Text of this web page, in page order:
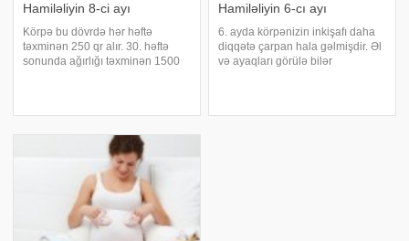
Hamiləliyin 8-ci ayı
Körpə bu dövrdə hər həftə
təxminən 250 qr alır. 30. həftə
sonunda ağırlığı təxminən 1500
Hamiləliyin 6-cı ayı
6. ayda körpənizin inkişafı daha
diqqətə çarpan hala gəlmişdir. Əl
və ayaqları görülə bilər